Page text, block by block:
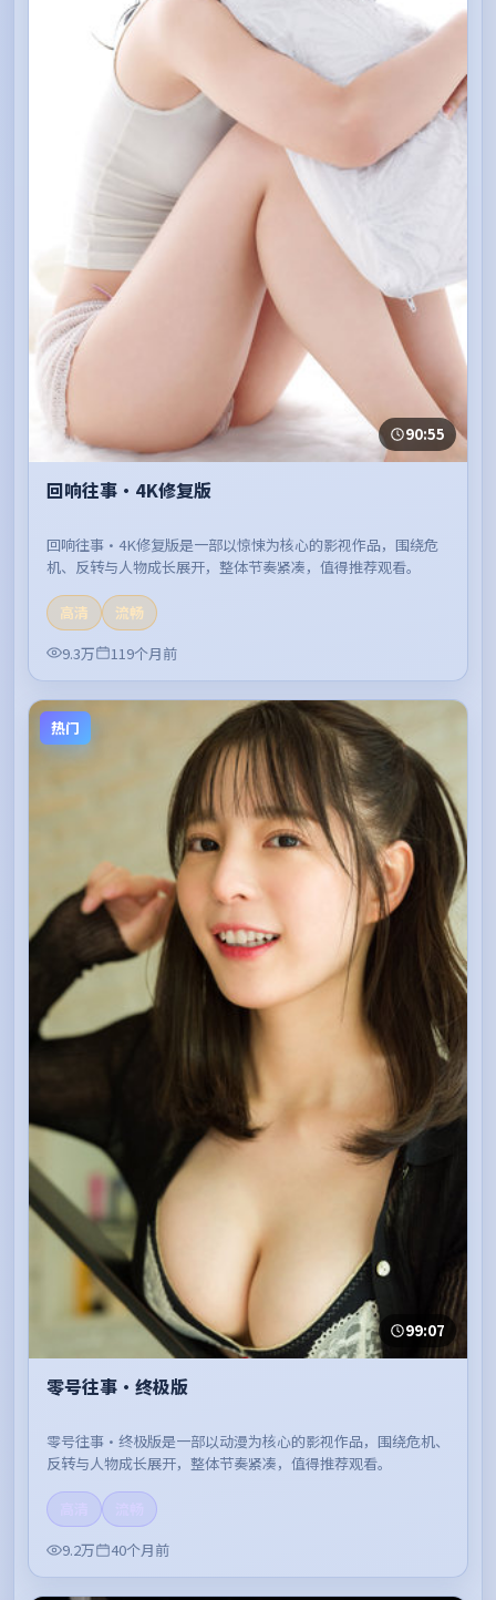
90:55
回响往事·4K修复版
回响往事·4K修复版是一部以惊悚为核心的影视作品，围绕危
机、反转与人物成长展开，整体节奏紧凑，值得推荐观看。
高清
流畅
9.3万
119个月前
热门
99:07
零号往事·终极版
零号往事·终极版是一部以动漫为核心的影视作品，围绕危机、
反转与人物成长展开，整体节奏紧凑，值得推荐观看。
9.2万
40个月前